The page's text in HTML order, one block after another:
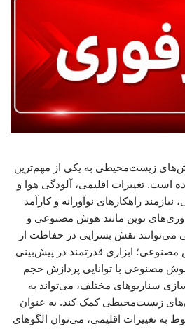
زیست‌محیطی به یکی از مهم‌ترین
است. تغییرات اقلیمی، آلودگی هوا و
راهکارهای نوآورانه و کارآمد
نوین مانند هوش مصنوعی و
نقش بسزایی در حفاظت از
ابزاری قدرتمند در پیش‌بینی
مصنوعی با توانایی پردازش حجم
سناریوهای مختلف، می‌تواند به
زیست‌محیطی کمک کند. به عنوان
به تغییرات اقلیمی، می‌توان الگوهای